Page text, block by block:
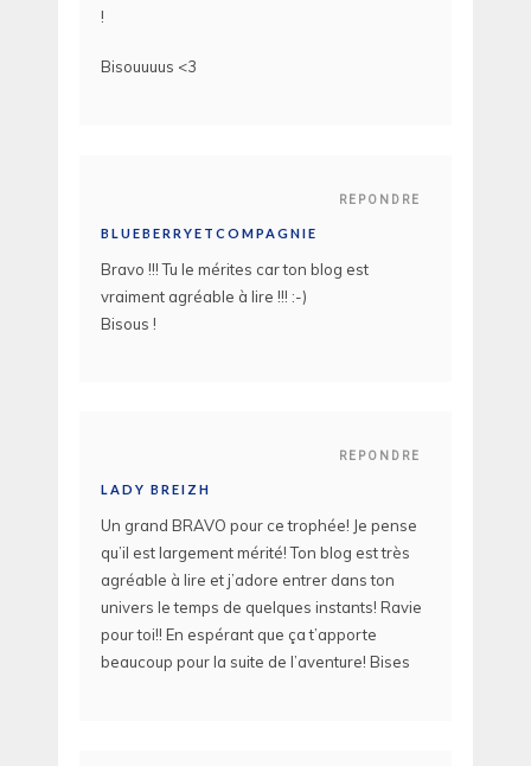
!
Bisouuuus <3
REPONDRE
BLUEBERRYETCOMPAGNIE
Bravo !!! Tu le mérites car ton blog est
vraiment agréable à lire !!! :-)
Bisous !
REPONDRE
LADY BREIZH
Un grand BRAVO pour ce trophée! Je pense
qu’il est largement mérité! Ton blog est très
agréable à lire et j’adore entrer dans ton
univers le temps de quelques instants! Ravie
pour toi!! En espérant que ça t’apporte
beaucoup pour la suite de l’aventure! Bises